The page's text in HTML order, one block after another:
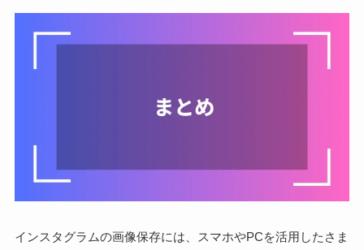
インスタグラムの画像保存には、スマホやPCを活用したさま